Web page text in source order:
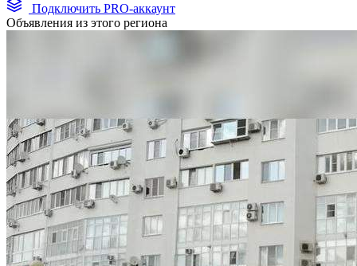
Подключить PRO-аккаунт
Объявления из этого региона